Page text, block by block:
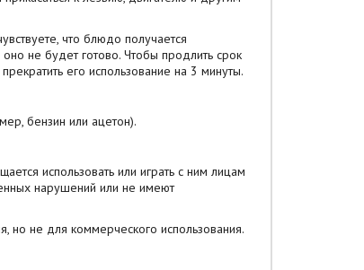
что блюдо получается
не будет готово. Чтобы продлить срок
его использование на 3 минуты.
бензин или ацетон).
использовать или играть с ним лицам
нарушений или не имеют
но не для коммерческого использования.